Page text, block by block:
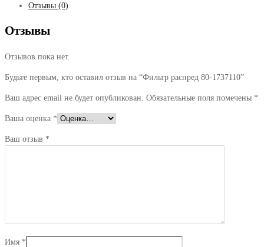
Отзывы (0)
Отзывы
Отзывов пока нет.
Будьте первым, кто оставил отзыв на “Фильтр распред 80-1737110”
Ваш адрес email не будет опубликован. Обязательные поля помечены *
Ваша оценка *
Ваш отзыв *
Имя *